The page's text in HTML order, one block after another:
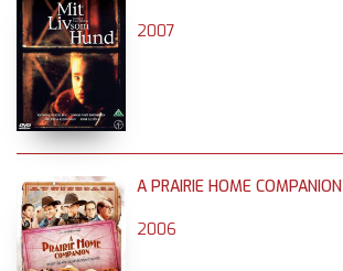
2007
A PRAIRIE HOME COMPANION
2006